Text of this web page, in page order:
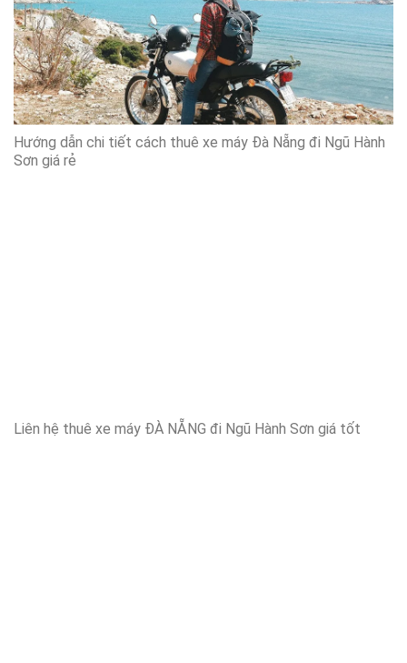
Hướng dẫn chi tiết cách thuê xe máy Đà Nẵng đi Ngũ Hành
Sơn giá rẻ
Liên hệ thuê xe máy ĐÀ NẴNG đi Ngũ Hành Sơn giá tốt